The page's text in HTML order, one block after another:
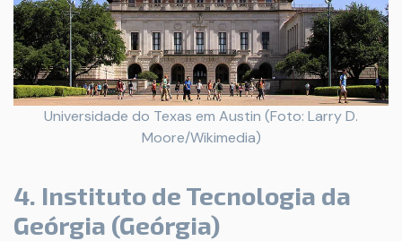
Universidade do Texas em Austin (Foto: Larry D.
Moore/Wikimedia)
4. Instituto de Tecnologia da
Geórgia (Geórgia)